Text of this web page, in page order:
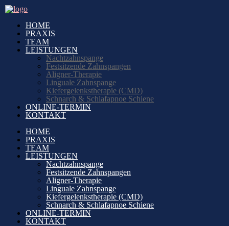
HOME
PRAXIS
TEAM
LEISTUNGEN
Nachtzahnspange
Festsitzende Zahnspangen
Aligner-Therapie
Linguale Zahnspange
Kiefergelenkstherapie (CMD)
Schnarch & Schlafapnoe Schiene
ONLINE-TERMIN
KONTAKT
HOME
PRAXIS
TEAM
LEISTUNGEN
Nachtzahnspange
Festsitzende Zahnspangen
Aligner-Therapie
Linguale Zahnspange
Kiefergelenkstherapie (CMD)
Schnarch & Schlafapnoe Schiene
ONLINE-TERMIN
KONTAKT